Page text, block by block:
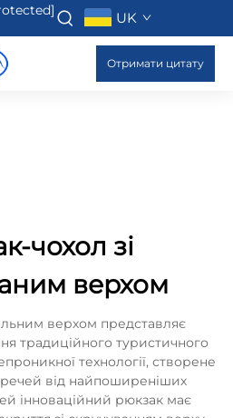
UK
Отримати цитату
чохол зі
верхом
верхом представляє
традиційного туристичного
технології, створене
від найпоширеніших
інноваційний рюкзак має